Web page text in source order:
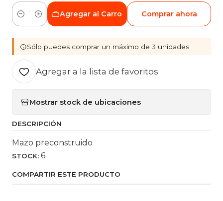
Cantidad
Agregar al Carro Comprar ahora
Sólo puedes comprar un máximo de 3 unidades
Agregar a la lista de favoritos
Mostrar stock de ubicaciones
DESCRIPCIÓN
Mazo preconstruido
STOCK: 6
COMPARTIR ESTE PRODUCTO